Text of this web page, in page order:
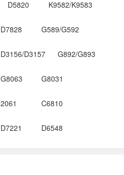
D5820 K9582/K9583
D7828 G589/G592
D3156/D3157 G892/G893
G8063 G8031
2061 C6810
D7221 D6548